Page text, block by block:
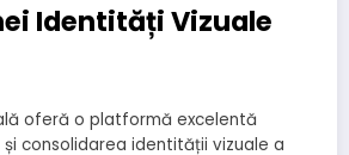
Identități Vizuale
oferă o platformă excelentă
consolidarea identității vizuale a